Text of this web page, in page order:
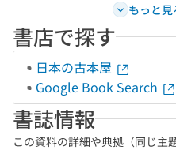
もっと見
書店で探す
日本の古本屋
Google Book Search
書誌情報
この資料の詳細や典拠（同じ主